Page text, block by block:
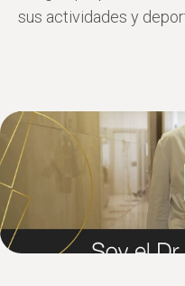
sus actividades y